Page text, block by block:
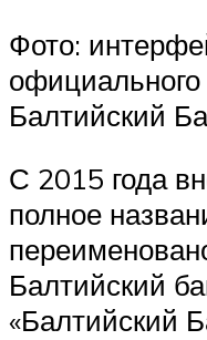
Фото:
Балтийский
С 2015 года
полное
Балтийский
«Балтийский